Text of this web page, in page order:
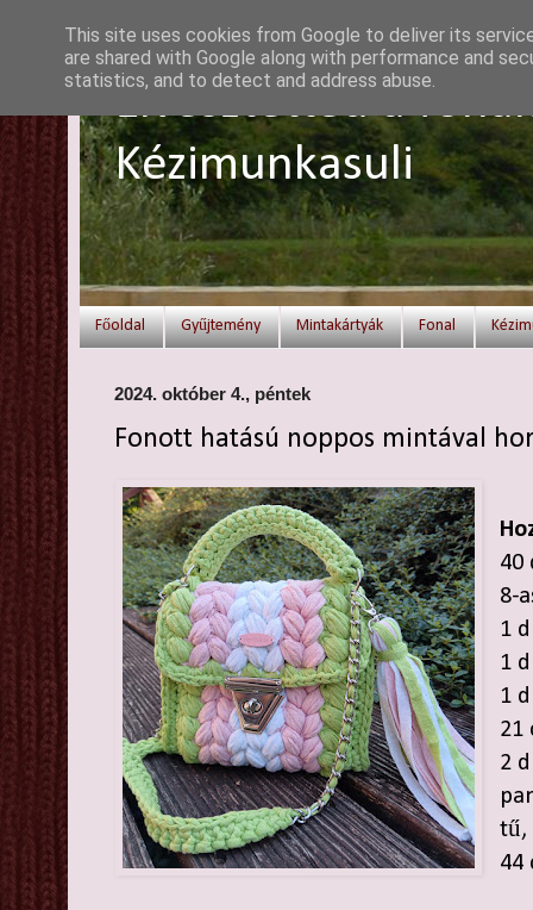
Elvesztetted a
Kézimunkasuli
Főoldal Gyűjtemény Mintakártyák Fonal
2024. október 4., péntek
Fonott hatású noppos mintával
40
8-
1
1
1
21
2
tű,
44
This site uses cookies from Google to deliver its
are shared with Google along with performance and
statistics, and to detect and address abuse.